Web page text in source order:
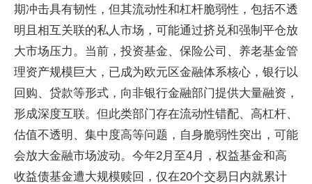
期冲击具有韧性，但其流动性和杠杆脆弱性，包括不透
明且相互关联的私人市场，可能通过挤兑和强制平仓放
大市场压力。当前，投资基金、保险公司、养老基金管
理资产规模巨大，已成为欧元区金融体系核心，银行以
回购、贷款等形式，向非银行金融部门提供大量融资，
形成深度互联。但此类部门存在流动性错配、高杠杆、
估值不透明、集中度高等问题，自身脆弱性突出，可能
会放大金融市场波动。今年2月至4月，权益基金和高
收益债基金遭大规模赎回，仅在20个交易日内就累计